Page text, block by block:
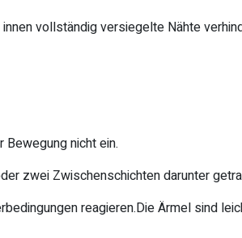
vollständig versiegelte Nähte
nicht ein.
zwei Zwischenschichten darunter
reagieren.Die Ärmel sind